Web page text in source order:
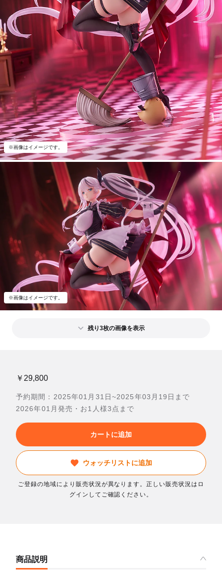
※画像はイメージです。
※画像はイメージです。
残り3枚の画像を表示
￥29,800
予約期間：2025年01月31日~2025年03月19日まで
2026年01月発売・お1人様3点まで
カートに追加
ウォッチリストに追加
ご登録の地域により販売状況が異なります。正しい販売状況はロ
グインしてご確認ください。
商品説明